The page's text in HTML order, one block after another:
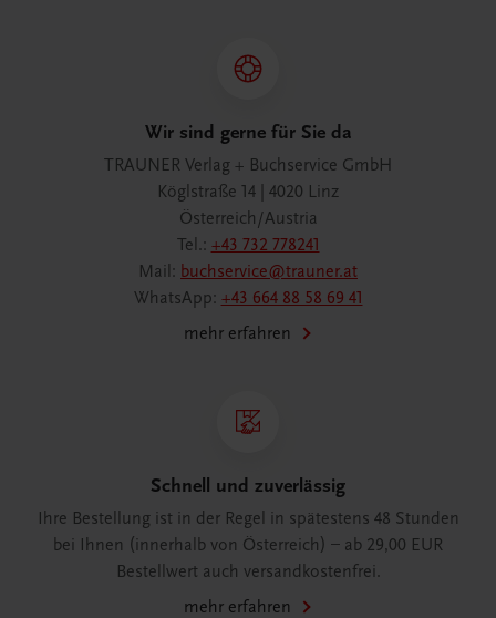
Wir sind gerne für Sie da
TRAUNER Verlag + Buchservice GmbH
Köglstraße 14 | 4020 Linz
Österreich/Austria
Tel.: +43 732 778241
Mail: buchservice@trauner.at
WhatsApp: +43 664 88 58 69 41
mehr erfahren
Schnell und zuverlässig
Ihre Bestellung ist in der Regel in spätestens 48 Stunden
bei Ihnen (innerhalb von Österreich) – ab 29,00 EUR
Bestellwert auch versandkostenfrei.
mehr erfahren